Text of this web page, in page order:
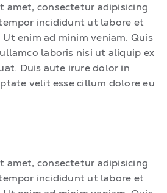
amet, consectetur adipisicing
incididunt ut labore et
enim ad minim veniam. Quis
laboris nisi ut aliquip ex
Duis aute irure dolor in
velit esse cillum dolore eu
amet, consectetur adipisicing
incididunt ut labore et